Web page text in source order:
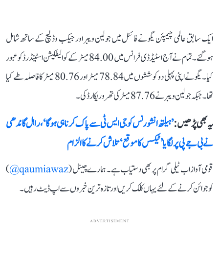
ایک سابق عالمی چیمپئن یگو نے فائنل میں جولین ویبر اور جیکب وڈلیچ کے ساتھ شامل
ہوگئے۔ تمام نے آج اسٹیڈ ڈی فرانس میں 84.00 میٹر کے کوالیفکیشن اسٹینڈرڈ کو عبور
کیا۔ یگو نے اپنی پہلی دو کوششوں میں 78.84 میٹر اور 80.76 میٹر کا فاصلہ طے کیا
تھا۔ جبکہ جولین ویبر نے 87.76 میٹر کی تھرو ریکارڈ کی۔
یہ بھی پڑھیں :’ہیلتھ انشورنس کو جی ایس ٹی سے پاک کرنا ہی ہوگا‘، راہل گاندھی
نے بی جے پی پر لگایا ’ٹیکس کا موقع‘ تلاش کرنے کا الزام
قومی آواز اب ٹیلی گرام پر بھی دستیاب ہے۔ ہمارے چینل (qaumiawaz@
)
کو جوائن کرنے کے لئے یہاں کلک کریں اور تازہ ترین خبروں سے اپ ڈیٹ رہیں۔
ADVERTISEMENT